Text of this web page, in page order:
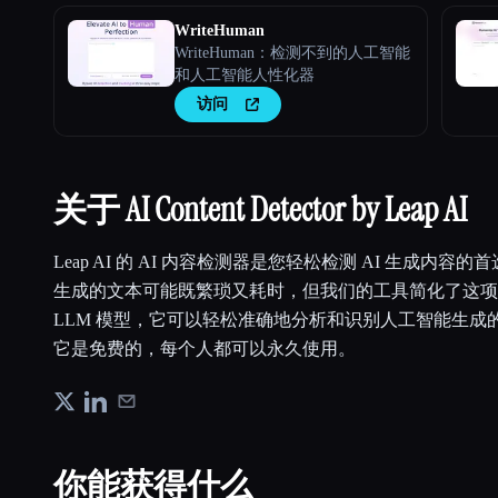
WriteHuman
WriteHuman：检测不到的人工智能
和人工智能人性化器
访问
关于 AI Content Detector by Leap AI
Leap AI 的 AI 内容检测器是您轻松检测 AI 生成内容的
生成的文本可能既繁琐又耗时，但我们的工具简化了这
LLM 模型，它可以轻松准确地分析和识别人工智能生成
它是免费的，每个人都可以永久使用。
你能获得什么